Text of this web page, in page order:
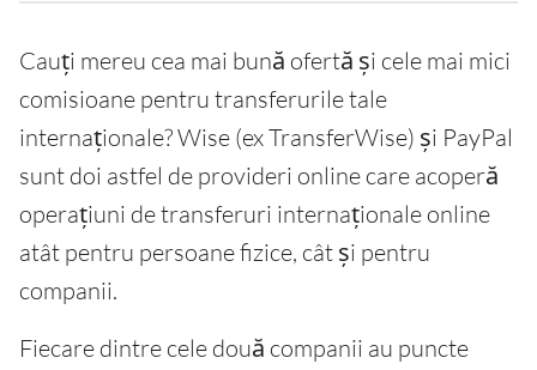
Cauți mereu cea mai bună ofertă și cele mai mici
comisioane pentru transferurile tale
internaționale? Wise (ex TransferWise) și PayPal
sunt doi astfel de provideri online care acoperă
operațiuni de transferuri internaționale online
atât pentru persoane fizice, cât și pentru
companii.
Fiecare dintre cele două companii au puncte